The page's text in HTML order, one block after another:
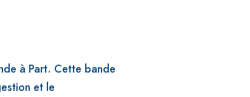
à Part. Cette bande
et le